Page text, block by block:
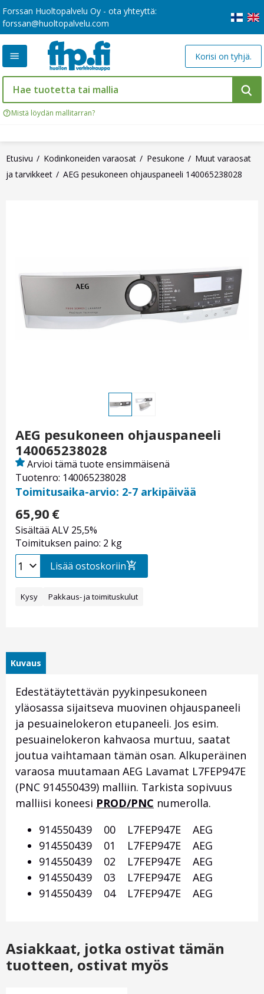
Forssan Huoltopalvelu Oy - ota yhteyttä:
forssan@huoltopalvelu.com
Mistä löydän mallitarran?
Korisi on tyhjä.
Etusivu Kodinkoneiden varaosat Pesukone
Muut varaosat
ja tarvikkeet
AEG pesukoneen ohjauspaneeli 140065238028
AEG pesukoneen ohjauspaneeli
140065238028
Tuotenro: 140065238028
Arvioi tämä tuote ensimmäisenä
Toimitusaika-arvio: 2-7 arkipäivää
65,90 €
Sisältää ALV 25,5%
Toimituksen paino: 2 kg
Lisää ostoskoriin
Kysy Pakkaus- ja toimituskulut
Kuvaus
Edestätäytettävän pyykinpesukoneen
yläosassa sijaitseva muovinen ohjauspaneeli
ja pesuainelokeron etupaneeli. Jos esim.
pesuainelokeron kahvaosa murtuu, saatat
joutua vaihtamaan tämän osan. Alkuperäinen
varaosa muutamaan AEG Lavamat L7FEP947E
(PNC 914550439) malliin. Tarkista sopivuus
malliisi koneesi PROD/PNC numerolla.
914550439 00 L7FEP947E AEG
914550439 01 L7FEP947E AEG
914550439 02 L7FEP947E AEG
914550439 03 L7FEP947E AEG
914550439 04 L7FEP947E AEG
Asiakkaat, jotka ostivat tämän
tuotteen, ostivat myös